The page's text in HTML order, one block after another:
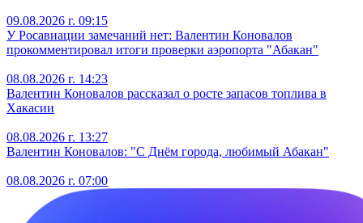
09.08.2026 г. 09:15
У Росавиации замечаний нет: Валентин Коновалов
прокомментировал итоги проверки аэропорта "Абакан"
08.08.2026 г. 14:23
Валентин Коновалов рассказал о росте запасов топлива в
Хакасии
08.08.2026 г. 13:27
Валентин Коновалов: "С Днём города, любимый Абакан"
08.08.2026 г. 07:00